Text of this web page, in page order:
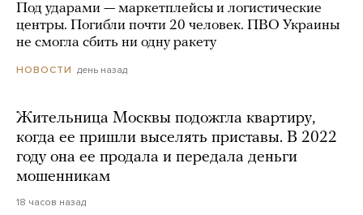
Под ударами — маркетплейсы и логистические
центры. Погибли почти 20 человек. ПВО Украины
не смогла сбить ни одну ракету
НОВОСТИ день назад
Жительница Москвы подожгла квартиру,
когда ее пришли выселять приставы. В 2022
году она ее продала и передала деньги
мошенникам
18 часов назад